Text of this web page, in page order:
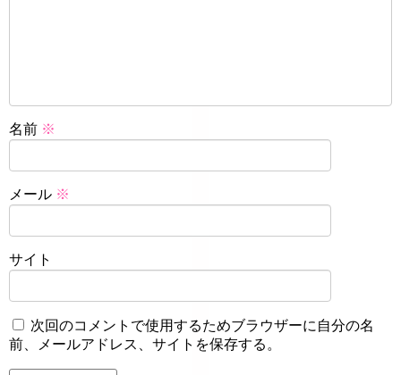
名前 ※
メール ※
サイト
次回のコメントで使用するためブラウザーに自分の名
前、メールアドレス、サイトを保存する。